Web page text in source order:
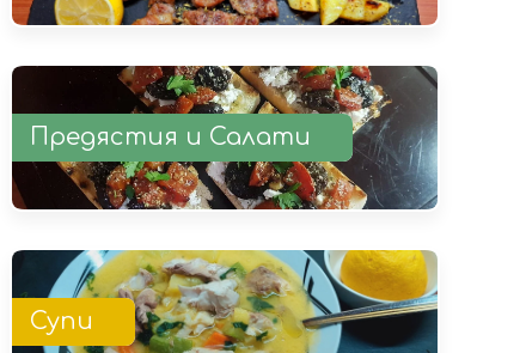
Предястия и Салати
Супи